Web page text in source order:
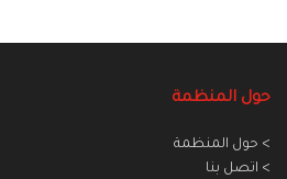
حول المنظمة
> حول المنظمة
> اتصل بنا